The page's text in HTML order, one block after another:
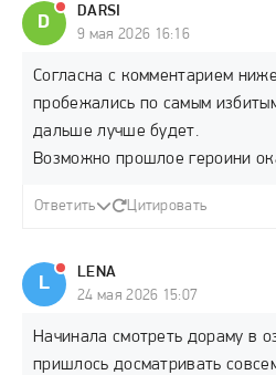
D
DARSI
9 мая 2026 16:16
Согласна с комментарием
пробежались по самым
дальше лучше будет.
Возможно прошлое героини
Ответить Цитировать
L
LENA
24 мая 2026 15:07
Начинала смотреть дораму в
пришлось досматривать